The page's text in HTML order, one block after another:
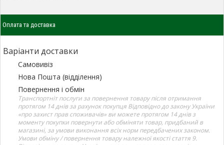
Оплата та доставка
Варіанти доставки
Самовивіз
Нова Пошта (відділення)
Повернення і обмін
Транспортніт послуги за повернення товару після отримання
протягом 14 днів за рахунок покупця Відповідно до закону України
«про захист прав споживачів» ви можете протягом 14 днів з
моменту покупки повернути або обміняти товар, придбаний в
магазині, за умови виконання всіх норм передбачених законом.
Умови обміну / повернення товару належної якості стаття 9.